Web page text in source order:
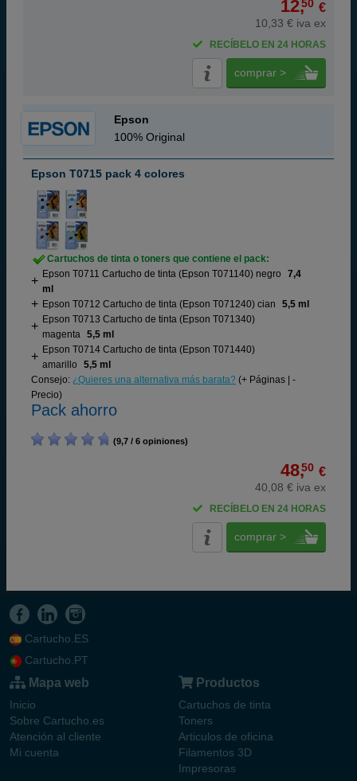
12,50 €
10,33 € iva ex
RECÍBELO EN 24 HORAS
comprar >
Epson
100% Original
Epson T0715 pack 4 colores
Cartuchos de tinta o toners que contiene el pack:
Epson T0711 Cartucho de tinta (Epson T071140) negro
7,4
ml
Epson T0712 Cartucho de tinta (Epson T071240) cian
5,5 ml
Epson T0713 Cartucho de tinta (Epson T071340)
magenta 5,5 ml
Epson T0714 Cartucho de tinta (Epson T071440)
amarillo
5,5 ml
Consejo: ¿Quieres una alternativa más barata? (+ Páginas | -
Precio)
Pack ahorro
(9,7 / 6 opiniones)
48,50 €
40,08 € iva ex
RECÍBELO EN 24 HORAS
comprar >
Cartucho.ES
Cartucho.PT
Mapa web
Inicio
Sobre Cartucho.es
Atención al cliente
Mi cuenta
Productos
Cartuchos de tinta
Toners
Articulos de oficina
Filamentos 3D
Impresoras